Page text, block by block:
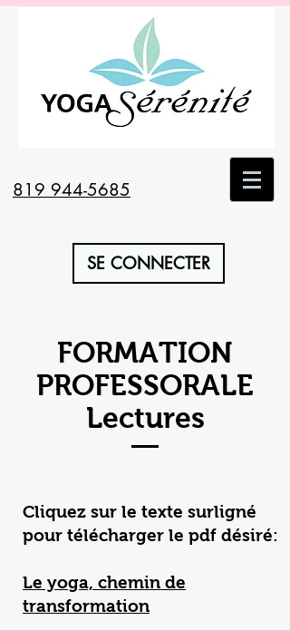
819 944-5685
SE CONNECTER
FORMATION
PROFESSORALE
Lectures
Cliquez sur le texte surligné
pour télécharger le pdf désiré:
Le yoga, chemin de
transformation